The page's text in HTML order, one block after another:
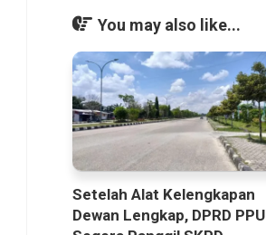
You may also like...
Setelah Alat Kelengkapan
Dewan Lengkap, DPRD PPU